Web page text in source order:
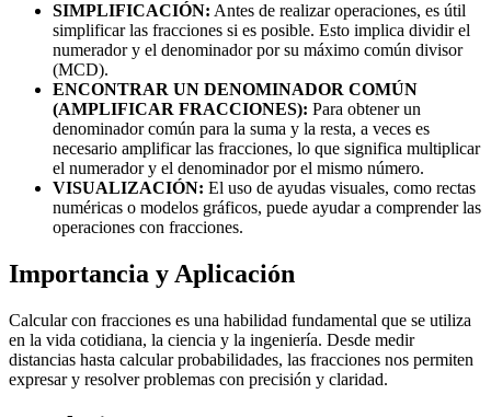
SIMPLIFICACIÓN: Antes de realizar operaciones, es útil
simplificar las fracciones si es posible. Esto implica dividir el
numerador y el denominador por su máximo común divisor
(MCD).
ENCONTRAR UN DENOMINADOR COMÚN
(AMPLIFICAR FRACCIONES): Para obtener un
denominador común para la suma y la resta, a veces es
necesario amplificar las fracciones, lo que significa multiplicar
el numerador y el denominador por el mismo número.
VISUALIZACIÓN: El uso de ayudas visuales, como rectas
numéricas o modelos gráficos, puede ayudar a comprender las
operaciones con fracciones.
Importancia y Aplicación
Calcular con fracciones es una habilidad fundamental que se utiliza
en la vida cotidiana, la ciencia y la ingeniería. Desde medir
distancias hasta calcular probabilidades, las fracciones nos permiten
expresar y resolver problemas con precisión y claridad.